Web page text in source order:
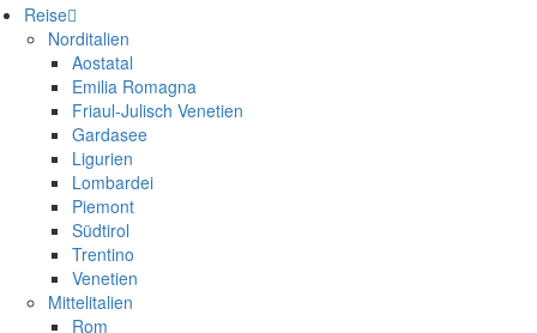
Reise
Norditalien
Aostatal
Emilia Romagna
Friaul-Julisch Venetien
Gardasee
Ligurien
Lombardei
Piemont
Südtirol
Trentino
Venetien
Mittelitalien
Rom